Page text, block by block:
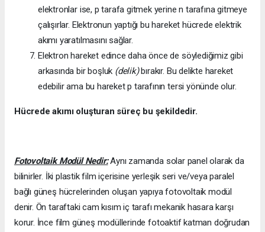
elektronlar ise, p tarafa gitmek yerine n tarafına gitmeye
çalışırlar. Elektronun yaptığı bu hareket hücrede elektrik
akımı yaratılmasını sağlar.
Elektron hareket edince daha önce de söylediğimiz gibi
arkasında bir boşluk (delik)bırakır. Bu delikte hareket
edebilir ama bu hareket p tarafının tersi yönünde olur.
Hücrede akımı oluşturan süreç bu şekildedir.
Fotovoltaik Modül Nedir:Aynı zamanda solar panel olarak da
bilinirler. İki plastik film içerisine yerleşik seri ve/veya paralel
bağlı güneş hücrelerinden oluşan yapıya fotovoltaik modül
denir. Ön taraftaki cam kısım iç tarafı mekanik hasara karşı
korur. İnce film güneş modüllerinde fotoaktif katman doğrudan